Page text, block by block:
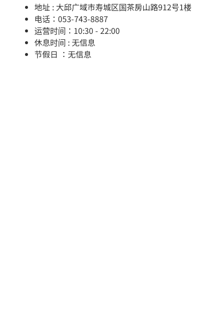
地址 : 大邱广域市寿城区国茶房山路912号1楼
电话：053-743-8887
运营时间：10:30 - 22:00
休息时间 : 无信息
节假日 ：无信息